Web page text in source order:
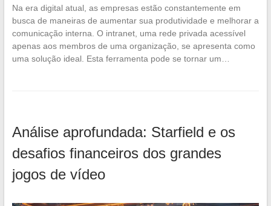
Na era digital atual, as empresas estão constantemente em
busca de maneiras de aumentar sua produtividade e melhorar a
comunicação interna. O intranet, uma rede privada acessível
apenas aos membros de uma organização, se apresenta como
uma solução ideal. Esta ferramenta pode se tornar um…
Análise aprofundada: Starfield e os
desafios financeiros dos grandes
jogos de vídeo